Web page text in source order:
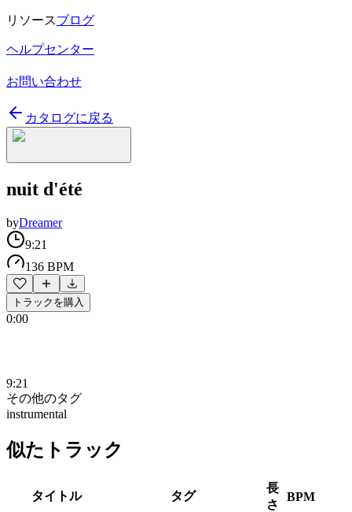
リソースブログ
ヘルプセンター
お問い合わせ
カタログに戻る
nuit d'été
byDreamer
9:21
136 BPM
トラックを購入
0:00
9:21
その他のタグ
instrumental
似たトラック
タイトル タグ
長
さ
BPM